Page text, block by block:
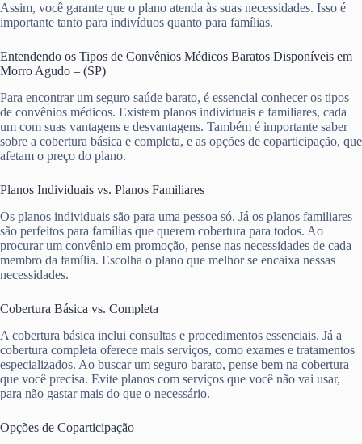
Assim, você garante que o plano atenda às suas necessidades. Isso é
importante tanto para indivíduos quanto para famílias.
Entendendo os Tipos de Convênios Médicos Baratos Disponíveis em
Morro Agudo – (SP)
Para encontrar um seguro saúde barato, é essencial conhecer os tipos
de convênios médicos. Existem planos individuais e familiares, cada
um com suas vantagens e desvantagens. Também é importante saber
sobre a cobertura básica e completa, e as opções de coparticipação, que
afetam o preço do plano.
Planos Individuais vs. Planos Familiares
Os planos individuais são para uma pessoa só. Já os planos familiares
são perfeitos para famílias que querem cobertura para todos. Ao
procurar um convênio em promoção, pense nas necessidades de cada
membro da família. Escolha o plano que melhor se encaixa nessas
necessidades.
Cobertura Básica vs. Completa
A cobertura básica inclui consultas e procedimentos essenciais. Já a
cobertura completa oferece mais serviços, como exames e tratamentos
especializados. Ao buscar um seguro barato, pense bem na cobertura
que você precisa. Evite planos com serviços que você não vai usar,
para não gastar mais do que o necessário.
Opções de Coparticipação